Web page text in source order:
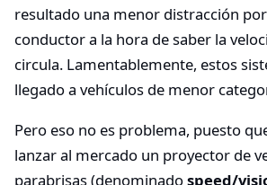
resultado una menor distracción
conductor a la hora de saber la
circula. Lamentablemente, estos
llegado a vehículos de menor
Pero eso no es problema, puesto
lanzar al mercado un proyector de
parabrisas (denominadospeed/